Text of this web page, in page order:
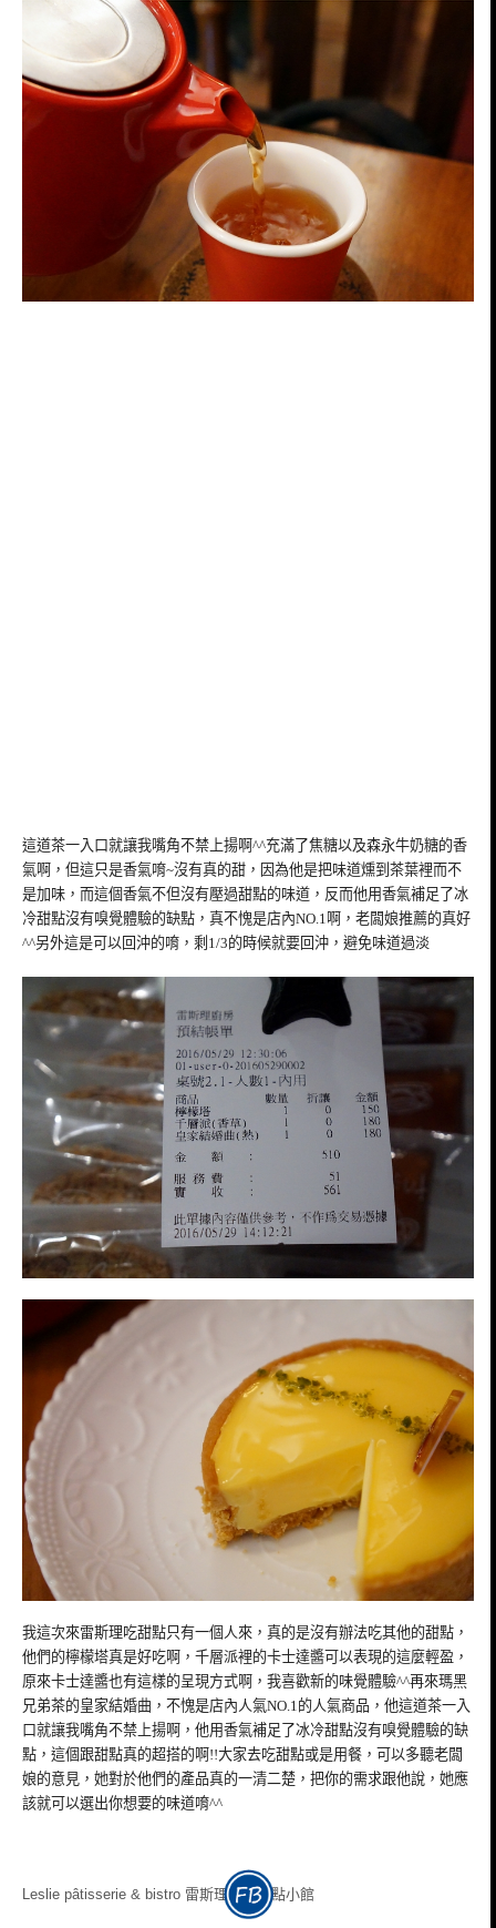
這道茶一入口就讓我嘴角不禁上揚啊^^充滿了焦糖以及森永牛奶糖的香
氣啊，但這只是香氣唷~沒有真的甜，因為他是把味道燻到茶葉裡而不
是加味，而這個香氣不但沒有壓過甜點的味道，反而他用香氣補足了冰
冷甜點沒有嗅覺體驗的缺點，真不愧是店內NO.1啊，老闆娘推薦的真好
^^另外這是可以回沖的唷，剩1/3的時候就要回沖，避免味道過淡
我這次來雷斯理吃甜點只有一個人來，真的是沒有辦法吃其他的甜點，
他們的檸檬塔真是好吃啊，千層派裡的卡士達醬可以表現的這麼輕盈，
原來卡士達醬也有這樣的呈現方式啊，我喜歡新的味覺體驗^^再來瑪黑
兄弟茶的皇家結婚曲，不愧是店內人氣NO.1的人氣商品，他這道茶一入
口就讓我嘴角不禁上揚啊，他用香氣補足了冰冷甜點沒有嗅覺體驗的缺
點，這個跟甜點真的超搭的啊!!大家去吃甜點或是用餐，可以多聽老闆
娘的意見，她對於他們的產品真的一清二楚，把你的需求跟他說，她應
該就可以選出你想要的味道唷^^
Leslie pâtisserie & bistro 雷斯理法式甜點小館